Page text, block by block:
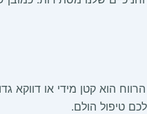
הוא קטן מידי או דווקא
טיפול הולם.